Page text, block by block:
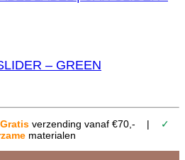
– GREEN
Gratisverzending vanaf €70,- |
✓
materialen